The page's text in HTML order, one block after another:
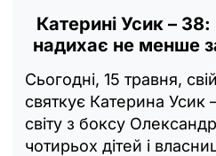
Катерині Усик –
надихає не менше
Сьогодні, 15 травня,
святкує Катерина Усик
світу з боксу
чотирьох дітей і